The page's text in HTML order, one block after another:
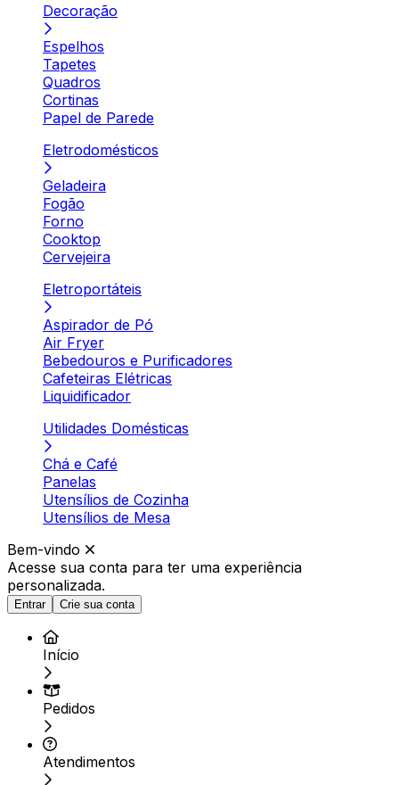
Decoração
Espelhos
Tapetes
Quadros
Cortinas
Papel de Parede
Eletrodomésticos
Geladeira
Fogão
Forno
Cooktop
Cervejeira
Eletroportáteis
Aspirador de Pó
Air Fryer
Bebedouros e Purificadores
Cafeteiras Elétricas
Liquidificador
Utilidades Domésticas
Chá e Café
Panelas
Utensílios de Cozinha
Utensílios de Mesa
Bem-vindo
Acesse sua conta para ter uma experiência
personalizada.
Entrar Crie sua conta
Início
Pedidos
Atendimentos